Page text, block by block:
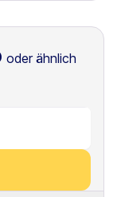
oder ähnlich